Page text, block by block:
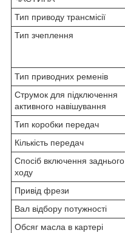
Тип приводу трансмісії
Тип зчеплення
Тип приводних ременів
Струмок для підключення
активного навішування
Тип коробки передач
Кількість передач
Спосіб включення заднього
ходу
Привід фрези
Вал відбору потужності
Обсяг масла в картері